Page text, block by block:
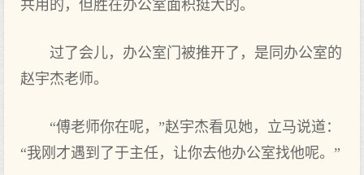
共用的，但胜在办公室面积挺大的。
过了会儿，办公室门被推开了，是同办公室的
赵宇杰老师。
“傅老师你在呢，”赵宇杰看见她，立马说道：
“我刚才遇到了于主任，让你去他办公室找他呢。”